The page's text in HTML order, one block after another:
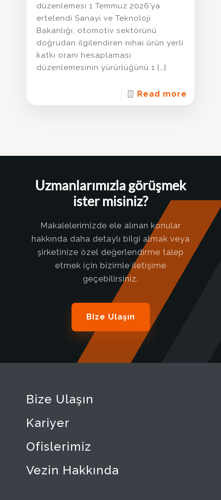
düzenlemesi 1 Temmuz 2026’ya
ertelendi Sanayi ve Teknoloji
Bakanlığı, otomotiv sektörünü
doğrudan ilgilendiren nihai ürün yerli
katkı oranı hesaplaması
düzenlemesinin yürürlüğünü 1 […]
Read more
Uzmanlarımızla görüşmek
ister misiniz?
Makalelerimizde ele alınan konular
hakkında daha detaylı bilgi almak veya
şirketinize özel değerlendirme talep
etmek için bizimle iletişime
geçebilirsiniz.
Bize Ulaşın
Bize Ulaşın
Kariyer
Ofislerimiz
Vezin Hakkında